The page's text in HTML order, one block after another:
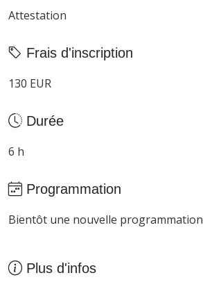
Attestation
Frais d'inscription
130 EUR
Durée
6 h
Programmation
Bientôt une nouvelle programmation
Plus d'infos